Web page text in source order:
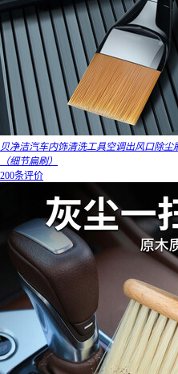
贝净洁汽车内饰清洗工具空调出风口除
（细节扁刷）
200条评价